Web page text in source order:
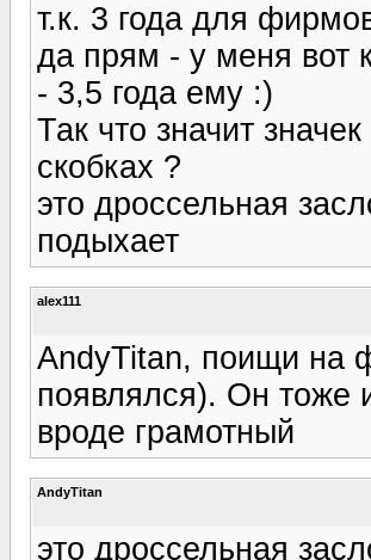
т.к. 3 года для
да прям - у меня вот
- 3,5 года ему :)
Так что значит
скобках ?
это дроссельная
подыхает
alex111
AndyTitan, поищи на
появлялся). Он тоже
вроде грамотный
AndyTitan
это дроссельная